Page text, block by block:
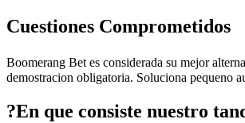
Cuestiones Comprometidos
Boomerang Bet es considerada su mejor
demostracion obligatoria. Soluciona pequeno
?En que consiste nuestro